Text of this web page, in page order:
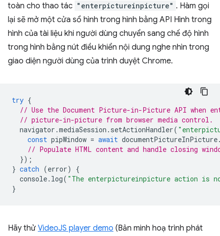
toàn cho thao tác "enterpictureinpicture" . Hàm gọi
lại sẽ mở một cửa sổ hình trong hình bằng API Hình trong
hình của tài liệu khi người dùng chuyển sang chế độ hình
trong hình bằng nút điều khiển nội dung nghe nhìn trong
giao diện người dùng của trình duyệt Chrome.
try {
// Use the Document Picture-in-Picture API when
// picture-in-picture from browser media control.
navigator .mediaSession . setActionHandler(
const pipWindow = await documentPictureInPicture
// Populate HTML content and handle closing
});
} catch (error)
{
console. log( "The enterpictureinpicture action is
}
Hãy thử VideoJS player demo (Bản minh hoạ trình phát